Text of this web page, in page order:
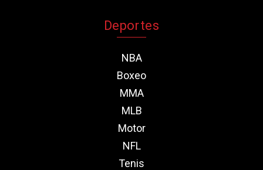
Deportes
NBA
Boxeo
MMA
MLB
Motor
NFL
Tenis